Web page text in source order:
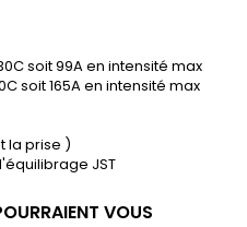
soit 99A en intensité max
soit 165A en intensité max
la prise )
JST
VOUS